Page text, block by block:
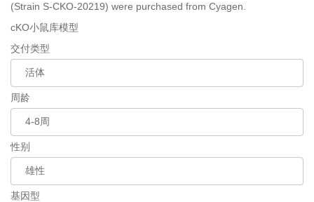
(Strain S-CKO-20219) were purchased from Cyagen.
cKO小鼠库模型
交付类型
周龄
性别
基因型